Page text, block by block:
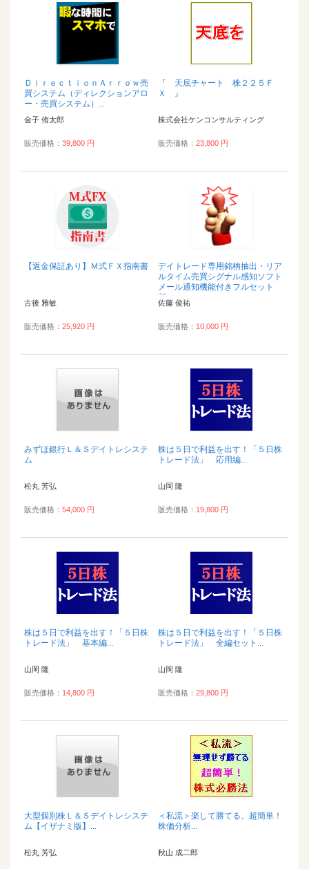
ＤｉｒｅｃｔｉｏｎＡｒｒｏｗ売
買システム（ディレクションアロ
ー・売買システム）...
金子 侑太郎
販売価格： 39,800 円
『 天底チャート 株２２５Ｆ
Ｘ 』
株式会社ケンコンサルティング
販売価格： 23,800 円
【返金保証あり】Ｍ式ＦＸ指南書
古後 雅敏
販売価格： 25,920 円
デイトレード専用銘柄抽出・リア
ルタイム売買シグナル感知ソフト
メール通知機能付きフルセット
版...
佐藤 俊祐
販売価格： 10,000 円
みずほ銀行Ｌ＆Ｓデイトレシステ
ム
松丸 芳弘
販売価格： 54,000 円
株は５日で利益を出す！「５日株
トレード法」 応用編...
山岡 隆
販売価格： 19,800 円
株は５日で利益を出す！「５日株
トレード法」 基本編...
山岡 隆
販売価格： 14,800 円
株は５日で利益を出す！「５日株
トレード法」 全編セット...
山岡 隆
販売価格： 29,800 円
大型個別株Ｌ＆Ｓデイトレシステ
ム【イザナミ版】...
松丸 芳弘
＜私流＞楽して勝てる。超簡単！
株価分析...
秋山 成二郎